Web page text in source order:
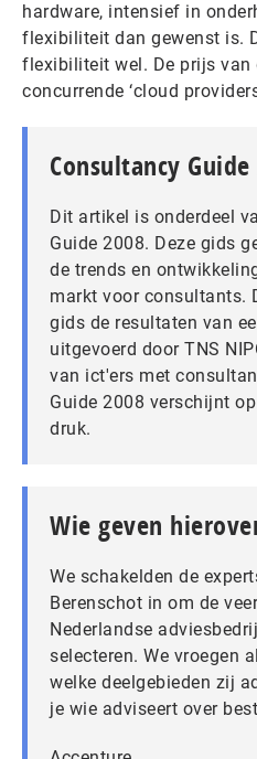
hardware, intensief in
flexibiliteit dan gewenst is.
flexibiliteit wel. De prijs van
concurrende ‘cloud
Consultancy Guide
Dit artikel is onderdeel
Guide 2008. Deze gids
de trends en
markt voor consultants.
gids de resultaten van
uitgevoerd door TNS
van ict'ers met
Guide 2008 verschijnt
druk.
Wie geven
We schakelden de
Berenschot in om de
Nederlandse
selecteren. We vroegen
welke deelgebieden zij
je wie adviseert over